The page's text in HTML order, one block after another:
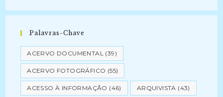
Palavras-Chave
ACERVO DOCUMENTAL (39)
ACERVO FOTOGRÁFICO (55)
ACESSO À INFORMAÇÃO (46) ARQUIVISTA (43)